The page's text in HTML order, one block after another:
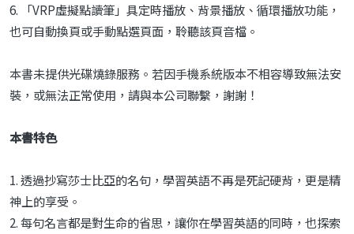
6. 「VRP虛擬點讀筆」具定時播放、背景播放、循環播放功能，
也可自動換頁或手動點選頁面，聆聽該頁音檔。
本書未提供光碟燒錄服務。若因手機系統版本不相容導致無法安
裝，或無法正常使用，請與本公司聯繫，謝謝！
本書特色
1. 透過抄寫莎士比亞的名句，學習英語不再是死記硬背，更是精
神上的享受。
2. 每句名言都是對生命的省思，讓你在學習英語的同時，也探索